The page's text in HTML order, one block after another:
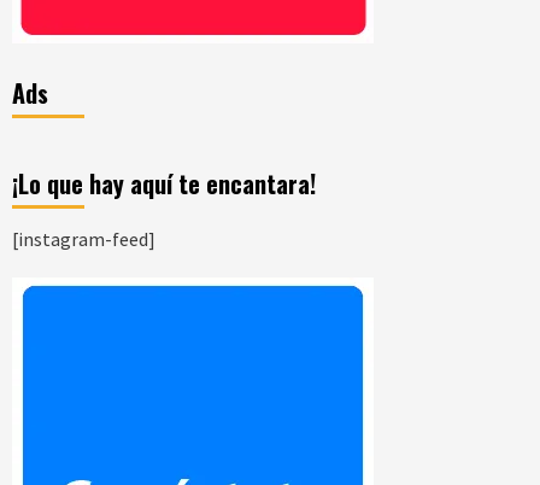
Ads
¡Lo que hay aquí te encantara!
[instagram-feed]